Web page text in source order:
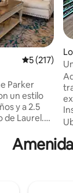
Calificación
5 (217)
para 6
Parker
un estilo
y a 2.5
de Laurel.
sin salida,
para
king,